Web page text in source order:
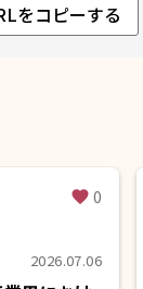
をコピーする
favorite 0
2026.07.06